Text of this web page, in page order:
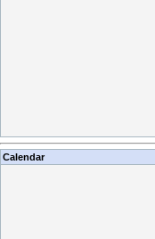
Calendar